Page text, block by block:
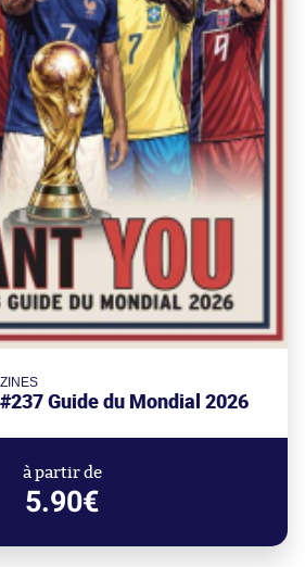
Guide du Mondial 2026
à partir de
5.90€